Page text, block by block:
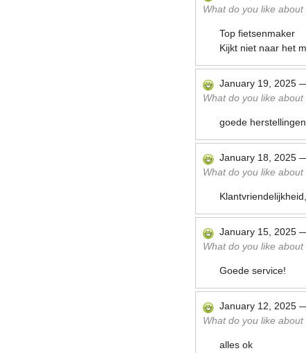
What do you like
Top fietsenmaker
Kijkt niet naar het
January 19, 2025
What do you like
goede
January 18, 2025
What do you like
January 15, 2025
What do you like
Goede service!
January 12, 2025
What do you like
alles ok